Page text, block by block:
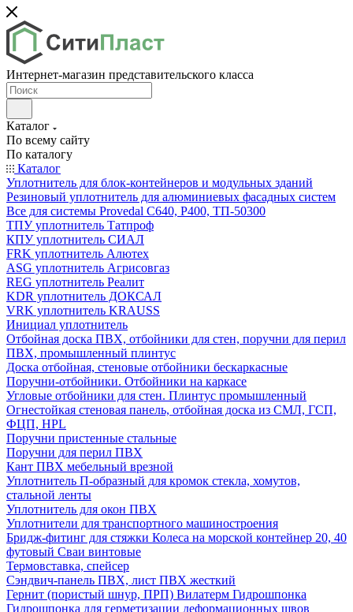
Интернет-магазин представительского класса
Каталог
По всему сайту
По каталогу
Каталог
Уплотнитель для блок-контейнеров и модульных зданий
Резиновый уплотнитель для алюминиевых фасадных систем
Все для системы Provedal С640, Р400, ТП-50300
ТПУ уплотнитель Татпроф
КПУ уплотнитель СИАЛ
FRK уплотнитель Алютех
ASG уплотнитель Агрисовгаз
REG уплотнитель Реалит
KDR уплотнитель ДОКСАЛ
VRK уплотнитель KRAUSS
Инициал уплотнитель
Отбойная доска ПВХ, отбойники для стен, поручни для перил
ПВХ, промышленный плинтус
Доска отбойная, стеновые отбойники бескаркасные
Поручни-отбойники. Отбойники на каркасе
Угловые отбойники для стен. Плинтус промышленный
Огнестойкая стеновая панель, отбойная доска из СМЛ, ГСП,
ФЦП, HPL
Поручни пристенные стальные
Поручни для перил ПВХ
Кант ПВХ мебельный врезной
Уплотнитель П-образный для кромок стекла, хомутов,
стальной ленты
Уплотнитель для окон ПВХ
Уплотнители для транспортного машиностроения
Бридж-фитинг для стяжки Колеса на морской контейнер 20, 40
футовый Сваи винтовые
Термовставка, спейсер
Сэндвич-панель ПВХ, лист ПВХ жесткий
Гернит (пористый шнур, ПРП) Вилатерм Гидрошпонка
Гидрошпонка для герметизации деформационных швов